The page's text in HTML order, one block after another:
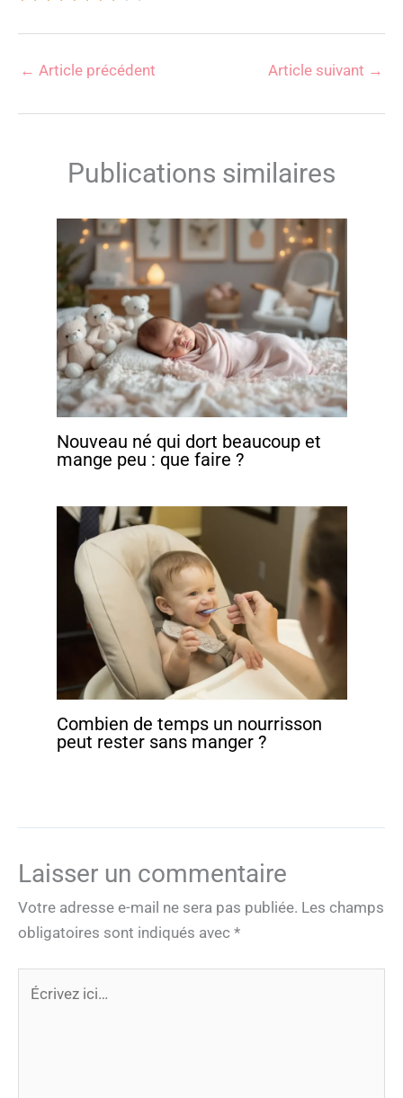
← Article précédent Article suivant →
Publications similaires
Nouveau né qui dort beaucoup et
mange peu : que faire ?
Combien de temps un nourrisson
peut rester sans manger ?
Laisser un commentaire
Votre adresse e-mail ne sera pas publiée. Les champs
obligatoires sont indiqués avec *
ici…